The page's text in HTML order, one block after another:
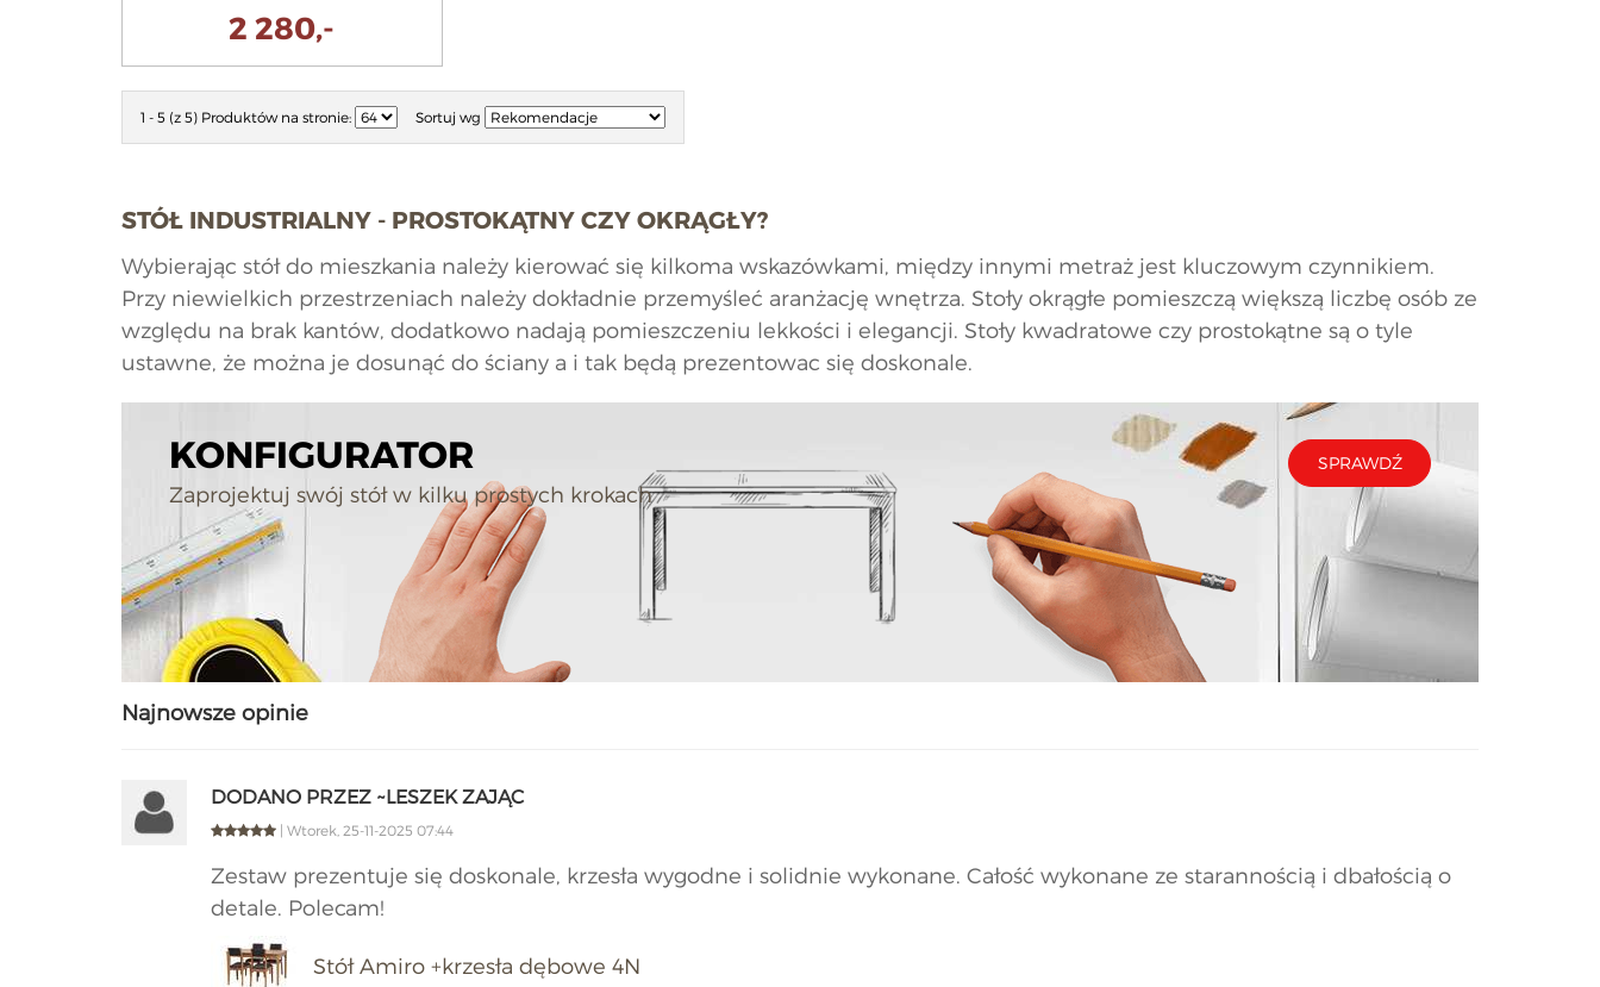
2 280,-
1 - 5 (z 5) Produktów na stronie: Sortuj wg
STÓŁ INDUSTRIALNY - PROSTOKĄTNY CZY OKRĄGŁY?
Wybierając stół do mieszkania należy kierować się kilkoma wskazówkami, między innymi metraż jest kluczowym czynnikiem.
Przy niewielkich przestrzeniach należy dokładnie przemyśleć aranżację wnętrza. Stoły okrągłe pomieszczą większą liczbę osób ze
względu na brak kantów, dodatkowo nadają pomieszczeniu lekkości i elegancji. Stoły kwadratowe czy prostokątne są o tyle
ustawne, że można je dosunąć do ściany a i tak będą prezentowac się doskonale.
KONFIGURATOR
Zaprojektuj swój stół w kilku prostych krokach
SPRAWDŹ
Najnowsze opinie
DODANO PRZEZ ~LESZEK ZAJĄC
| Wtorek, 25-11-2025 07:44
Zestaw prezentuje się doskonale, krzesła wygodne i solidnie wykonane. Całość wykonane ze starannością i dbałością o
detale. Polecam!
Stół Amiro +krzesła dębowe 4N